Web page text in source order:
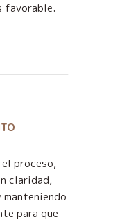
favorable.
el proceso,
claridad,
para que